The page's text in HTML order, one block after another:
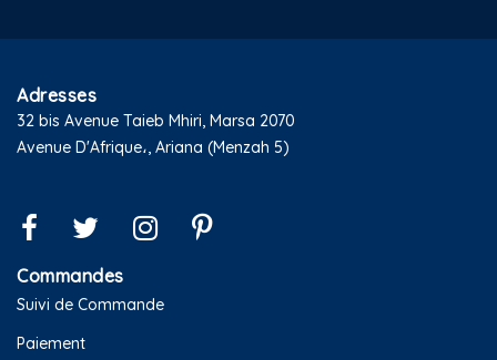
Adresses
32 bis Avenue Taieb Mhiri, Marsa 2070
Avenue D'Afrique،, Ariana (Menzah 5)
Commandes
Suivi de Commande
Paiement